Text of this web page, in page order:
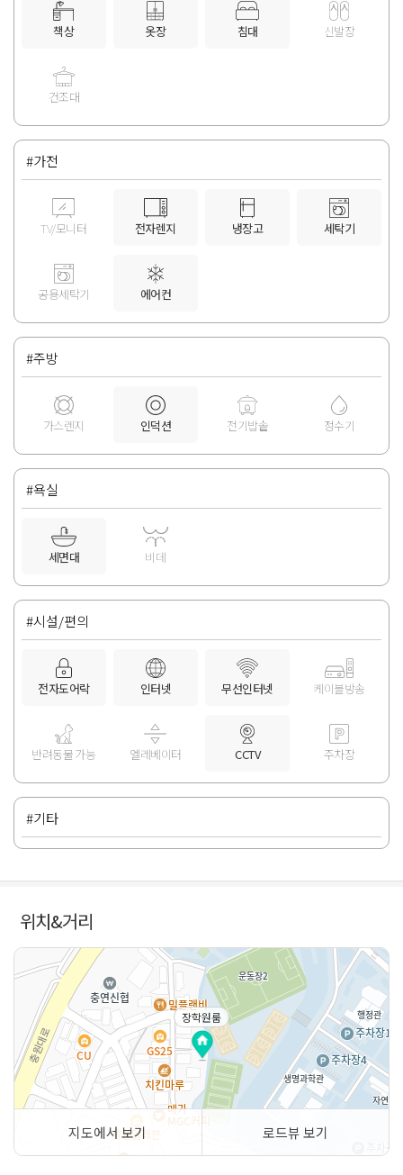
책상 옷장 침대 신발장
건조대
#가전
TV/모니터 전자렌지 냉장고 세탁기
공용세탁기 에어컨
#주방
가스렌지 인덕션 전기밥솥 정수기
#욕실
세면대 비데
#시설/편의
전자도어락 인터넷 무선인터넷 케이블방송
반려동물 가능 엘레베이터 CCTV 주차장
#기타
위치&거리
장학원룸
지도에서 보기 로드뷰 보기